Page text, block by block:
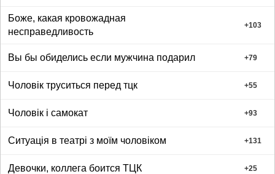
Боже, какая кровожадная
несправедливость
+103
Вы бы обиделись если мужчина подарил +79
Чоловік труситься перед тцк +55
Чоловік і самокат +93
Ситуація в театрі з моїм чоловіком +131
Девочки, коллега боится ТЦК +25